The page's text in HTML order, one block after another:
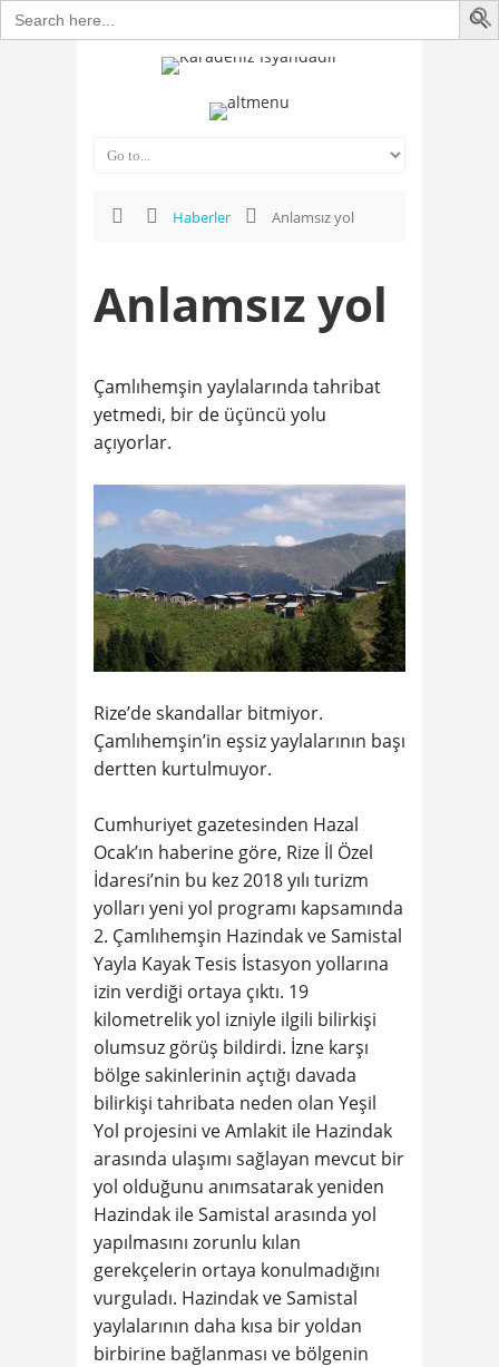
Search
for:
Haberler Anlamsız yol
Anlamsız yol
Çamlıhemşin yaylalarında tahribat
yetmedi, bir de üçüncü yolu
açıyorlar.
Rize’de skandallar bitmiyor.
Çamlıhemşin’in eşsiz yaylalarının başı
dertten kurtulmuyor.
Cumhuriyet gazetesinden Hazal
Ocak’ın haberine göre, Rize İl Özel
İdaresi’nin bu kez 2018 yılı turizm
yolları yeni yol programı kapsamında
2. Çamlıhemşin Hazindak ve Samistal
Yayla Kayak Tesis İstasyon yollarına
izin verdiği ortaya çıktı. 19
kilometrelik yol izniyle ilgili bilirkişi
olumsuz görüş bildirdi. İzne karşı
bölge sakinlerinin açtığı davada
bilirkişi tahribata neden olan Yeşil
Yol projesini ve Amlakit ile Hazindak
arasında ulaşımı sağlayan mevcut bir
yol olduğunu anımsatarak yeniden
Hazindak ile Samistal arasında yol
yapılmasını zorunlu kılan
gerekçelerin ortaya konulmadığını
vurguladı. Hazindak ve Samistal
yaylalarının daha kısa bir yoldan
birbirine bağlanması ve bölgenin